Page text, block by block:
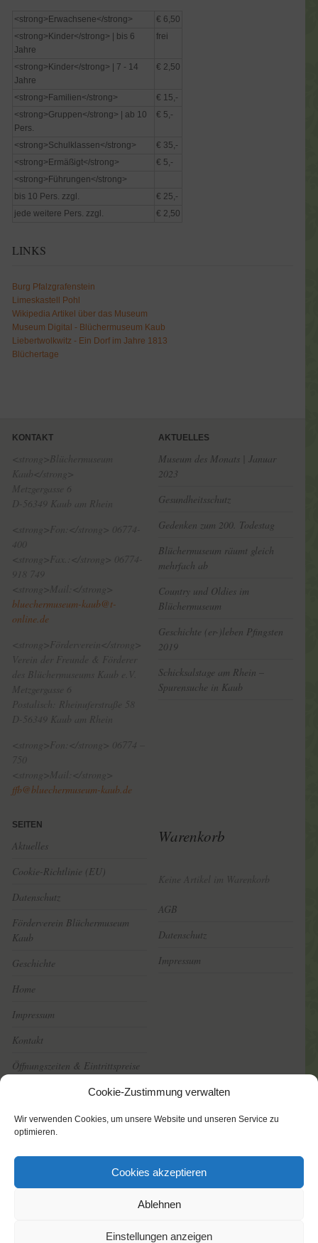
Cookie-Zustimmung verwalten
Wir verwenden Cookies, um unsere Website und unseren Service zu
optimieren.
Cookies akzeptieren
Ablehnen
Einstellungen anzeigen
<strong>Erwachsene</strong>
€ 6,50
<strong>Kinder</strong> | bis 6
Jahre
frei
<strong>Kinder</strong> | 7 - 14
Jahre
€ 2,50
<strong>Familien</strong>
€ 15,-
<strong>Gruppen</strong> | ab 10
Pers.
€ 5,-
<strong>Schulklassen</strong>
€ 35,-
<strong>Ermäßigt</strong>
€ 5,-
<strong>Führungen</strong>
bis 10 Pers. zzgl.
€ 25,-
jede weitere Pers. zzgl.
€ 2,50
LINKS
Burg Pfalzgrafenstein
Limeskastell Pohl
Wikipedia Artikel über das Museum
Museum Digital - Blüchermuseum Kaub
Liebertwolkwitz - Ein Dorf im Jahre 1813
Blüchertage
KONTAKT
<strong>Blüchermuseum
Kaub</strong>
Metzgergasse 6
D-56349 Kaub am Rhein
<strong>Fon:</strong> 06774-
400
<strong>Fax.:</strong> 06774-
918 749
<strong>Mail:</strong>
bluechermuseum-kaub@t-
online.de
<strong>Förderverein</strong>
Verein der Freunde & Förderer
des Blüchermuseums Kaub e.V.
Metzgergasse 6
Postalisch: Rheinuferstraße 58
D-56349 Kaub am Rhein
<strong>Fon:</strong> 06774 –
750
<strong>Mail:</strong>
ffb@bluechermuseum-kaub.de
AKTUELLES
Museum des Monats | Januar
2023
Gesundheitsschutz
Gedenken zum 200. Todestag
Blüchermuseum räumt gleich
mehrfach ab
Country und Oldies im
Blüchermuseum
Geschichte (er-)leben Pfingsten
2019
Schicksalstage am Rhein –
Spurensuche in Kaub
SEITEN
Aktuelles
Cookie-Richtlinie (EU)
Datenschutz
Förderverein Blüchermuseum
Kaub
Geschichte
Home
Impressum
Kontakt
Öffnungszeiten & Eintrittspreise
Shop
Museum
Warenkorb
Keine Artikel im Warenkorb
AGB
Datenschutz
Impressum
Datenschutzerklärung